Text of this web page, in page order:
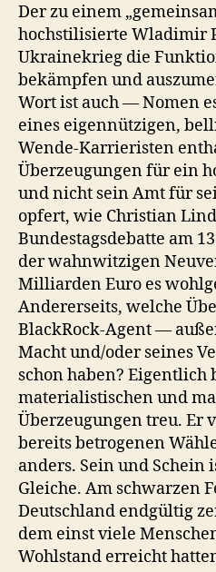
Der zu einem
hochstilisierte Wladimir
Ukrainekrieg die
bekämpfen und
Wort ist auch — Nomen
eines eigennützigen,
Wende-Karrieristen
Überzeugungen für ein
und nicht sein Amt für
opfert, wie Christian
Bundestagsdebatte am
der wahnwitzigen
Milliarden Euro es
Andererseits, welche
BlackRock-Agent —
Macht und/oder seines
schon haben? Eigentlich
materialistischen und
Überzeugungen treu. Er
bereits betrogenen
anders. Sein und Schein
Gleiche. Am schwarzen
Deutschland endgültig
dem einst viele
Wohlstand erreicht